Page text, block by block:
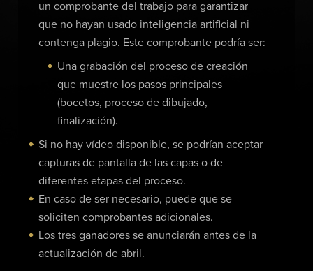
un comprobante del trabajo para garantizar
que no hayan usado inteligencia artificial ni
contenga plagio. Este comprobante podría ser:
Una grabación del proceso de creación
que muestre los pasos principales
(bocetos, proceso de dibujado,
finalización).
Si no hay vídeo disponible, se podrían aceptar
capturas de pantalla de las capas o de
diferentes etapas del proceso.
En caso de ser necesario, puede que se
soliciten comprobantes adicionales.
Los tres ganadores se anunciarán antes de la
actualización de abril.